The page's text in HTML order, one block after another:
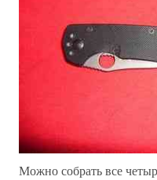
Можно собрать все